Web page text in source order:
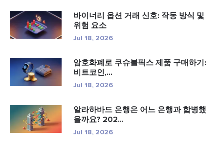
바이너리 옵션 거래 신호: 작동 방식 및
위험 요소
Jul 18, 2026
암호화폐로 쿠슈볼픽스 제품 구매하기:
비트코인,...
Jul 18, 2026
알라하바드 은행은 어느 은행과 합병했
을까요? 202...
Jul 18, 2026